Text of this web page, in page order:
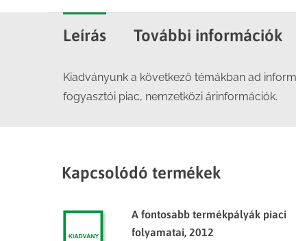
Leírás További információk
Kiadványunk a következő témákban ad
fogyasztói piac, nemzetközi árinformációk.
Kapcsolódó termékek
A fontosabb termékpályák piaci
folyamatai, 2012